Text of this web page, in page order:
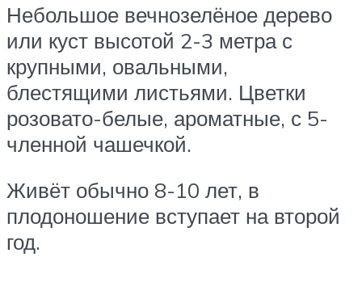
Небольшое вечнозелёное дерево
или куст высотой 2-3 метра с
крупными, овальными,
блестящими листьями. Цветки
розовато-белые, ароматные, с 5-
членной чашечкой.
Живёт обычно 8-10 лет, в
плодоношение вступает на второй
год.